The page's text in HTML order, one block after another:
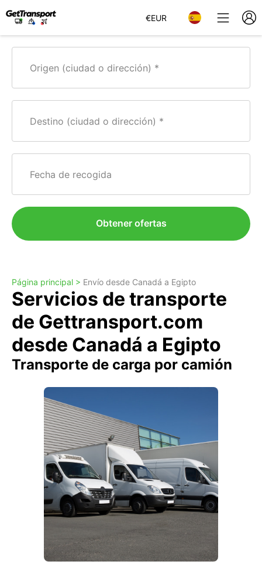
€EUR
Origen (ciudad o dirección)
Destino (ciudad o dirección)
Fecha de recogida
Obtener ofertas
Página principal > Envío desde Canadá a Egipto
Servicios de transporte
de Gettransport.com
desde Canadá a Egipto
Transporte de carga por camión